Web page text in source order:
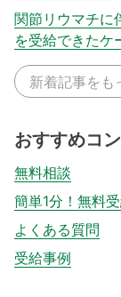
関節リウマチに
を受給できたケ
新着記事をも
おすすめコ
無料相談
簡単1分！無料
よくある質問
受給事例